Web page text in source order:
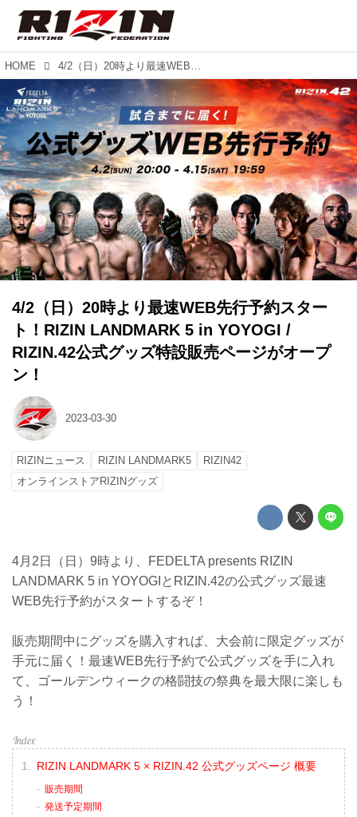
HOME 4/2（日）20時より最速WEB先行予約スタート！RIZIN LANDMARK 5 in YOYOGI / RIZIN.42公式グッズ特設販売ページがオープン！
4/2（日）20時より最速WEB先行予約スター
ト！RIZIN LANDMARK 5 in YOYOGI /
RIZIN.42公式グッズ特設販売ページがオープ
ン！
2023-03-30
RIZINニュース RIZIN LANDMARK5
RIZIN42
オンラインストアRIZINグッズ
4月2日（日）9時より、FEDELTA presents RIZIN
LANDMARK 5 in YOYOGIとRIZIN.42の公式グッズ最速
WEB先行予約がスタートするぞ！
販売期間中にグッズを購入すれば、大会前に限定グッズが
手元に届く！最速WEB先行予約で公式グッズを手に入れ
て、ゴールデンウィークの格闘技の祭典を最大限に楽しも
う！
RIZIN LANDMARK 5 × RIZIN.42 公式グッズページ 概要
販売期間
発送予定期間